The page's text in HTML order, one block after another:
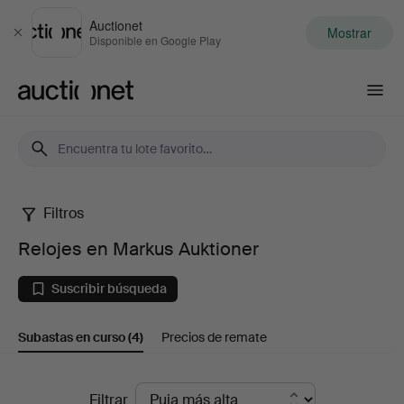
Cerrar
Auctionet
Disponible en Google Play Mostrar
Relojes
en
Markus
Auktioner
Filtros
Relojes en Markus Auktioner
Suscribir búsqueda
Subastas en curso(4) Precios de remate
SubastasFiltrar